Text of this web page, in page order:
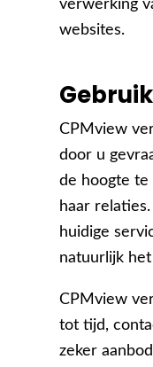
verwerking
websites.
CPMview
door u
de hoogte te
haar
huidige
natuurlijk
CPMview
tot tijd,
zeker